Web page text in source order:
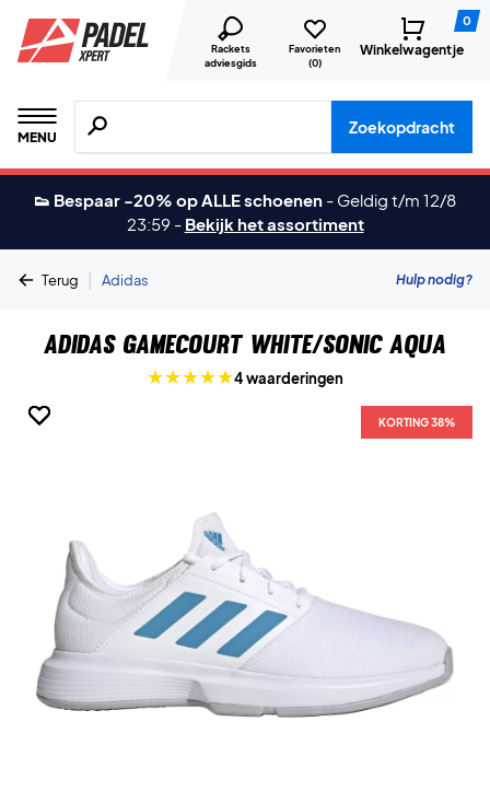
Rackets
adviesgids
Favorieten
(0)
0
Winkelwagentje
MENU
Zoeken naar producten, merken etc.
Zoekopdracht
👟 Bespaar -20% op ALLE schoenen - Geldig t/m 12/8
23:59 - Bekijk het assortiment
Terug | Adidas Hulp nodig?
Adidas GameCourt White/Sonic Aqua
4 waarderingen
KORTING 38%
KORTING 38%
KORTING 38%
KORTING 38%